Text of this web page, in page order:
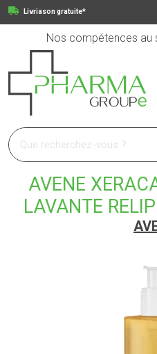
Livriason gratuite*
Nos compétences au
Pharmagroupe Votre
AVENE
LAVANTE